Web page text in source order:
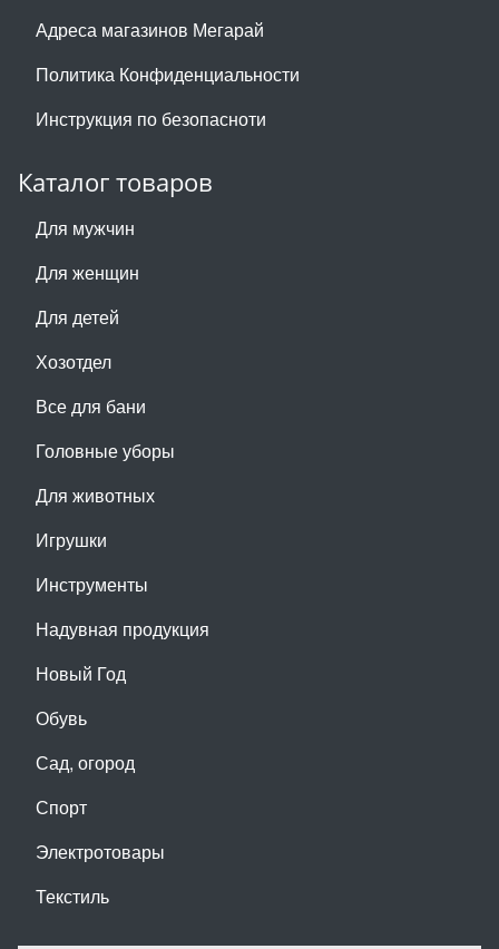
Адреса магазинов Мегарай
Политика Конфиденциальности
Инструкция по безопасноти
Каталог товаров
Для мужчин
Для женщин
Для детей
Хозотдел
Все для бани
Головные уборы
Для животных
Игрушки
Инструменты
Надувная продукция
Новый Год
Обувь
Сад, огород
Спорт
Электротовары
Текстиль